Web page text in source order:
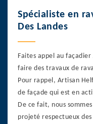
Spécialiste en
Des Landes
Faites appel au
faire des travaux de
Pour rappel, Artisan
de façade qui est en
De ce fait, nous
projeté respectueux